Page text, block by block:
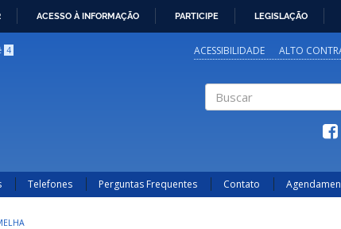
ACESSO À INFORMAÇÃO PARTICIPE LEGISLAÇÃO
4 ACESSIBILIDADE ALTO
Telefones Perguntas Frequentes Contato